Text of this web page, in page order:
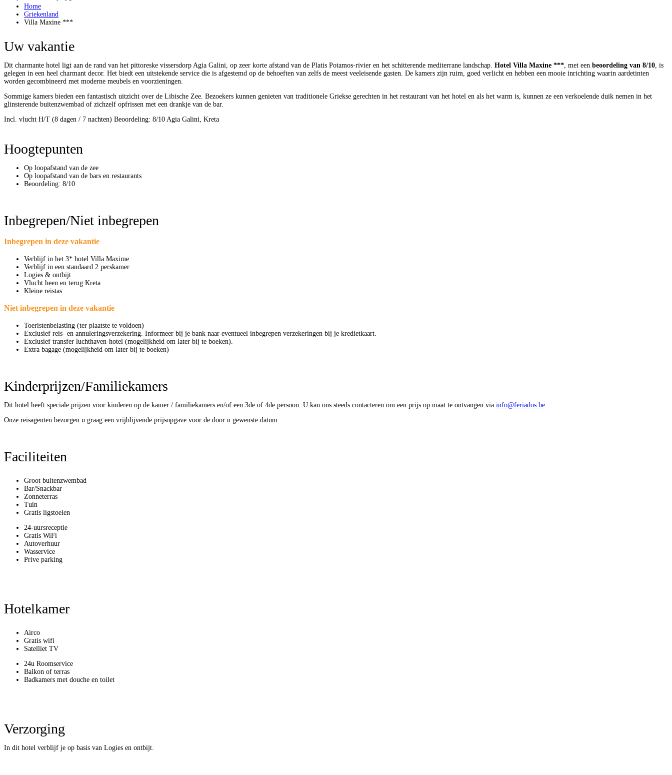
Home
Griekenland
Villa Maxine ***
Uw vakantie
Dit charmante hotel ligt aan de rand van het pittoreske vissersdorp Agia Galini, op zeer korte afstand van de Platis Potamos-rivier en het schitterende mediterrane landschap. Hotel Villa Maxine ***, met een beoordeling van 8/10, is
gelegen in een heel charmant decor. Het biedt een uitstekende service die is afgestemd op de behoeften van zelfs de meest veeleisende gasten. De kamers zijn ruim, goed verlicht en hebben een mooie inrichting waarin aardetinten
worden gecombineerd met moderne meubels en voorzieningen.
Sommige kamers bieden een fantastisch uitzicht over de Libische Zee. Bezoekers kunnen genieten van traditionele Griekse gerechten in het restaurant van het hotel en als het warm is, kunnen ze een verkoelende duik nemen in het
glinsterende buitenzwembad of zichzelf opfrissen met een drankje van de bar.
Incl. vlucht H/T (8 dagen / 7 nachten) Beoordeling: 8/10 Agia Galini, Kreta
Hoogtepunten
Op loopafstand van de zee
Op loopafstand van de bars en restaurants
Beoordeling: 8/10
Inbegrepen/Niet inbegrepen
Inbegrepen in deze vakantie
Verblijf in het 3* hotel Villa Maxime
Verblijf in een standaard 2 perskamer
Logies & ontbijt
Vlucht heen en terug Kreta
Kleine reistas
Niet inbegrepen in deze vakantie
Toeristenbelasting (ter plaatste te voldoen)
Exclusief reis- en annuleringsverzekering. Informeer bij je bank naar eventueel inbegrepen verzekeringen bij je kredietkaart.
Exclusief transfer luchthaven-hotel (mogelijkheid om later bij te boeken).
Extra bagage (mogelijkheid om later bij te boeken)
Dit hotel heeft speciale prijzen voor kinderen op de kamer / familiekamers en/of een 3de of 4de persoon. U kan ons steeds contacteren om een prijs op maat te ontvangen via info@feriados.be
Onze reisagenten bezorgen u graag een vrijblijvende prijsopgave voor de door u gewenste datum.
Faciliteiten
Groot buitenzwembad
Bar/Snackbar
Zonneterras
Tuin
Gratis ligstoelen
24-uursreceptie
Gratis WiFi
Autoverhuur
Wasservice
Prive parking
Hotelkamer
Airco
Gratis wifi
Satelliet TV
24u Roomservice
Balkon of terras
Badkamers met douche en toilet
Verzorging
In dit hotel verblijf je op basis van Logies en ontbijt.